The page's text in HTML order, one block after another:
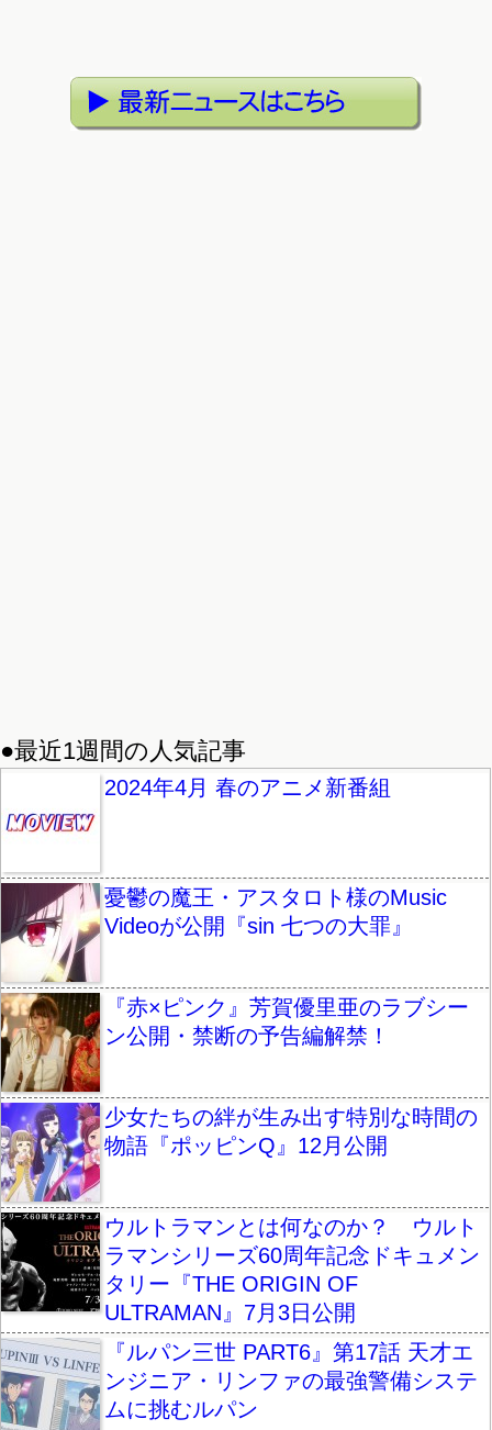
●最近1週間の人気記事
2024年4月 春のアニメ新番組
憂鬱の魔王・アスタロト様のMusic
Videoが公開『sin 七つの大罪』
『赤×ピンク』芳賀優里亜のラブシー
ン公開・禁断の予告編解禁！
少女たちの絆が生み出す特別な時間の
物語『ポッピンQ』12月公開
ウルトラマンとは何なのか？ ウルト
ラマンシリーズ60周年記念ドキュメン
タリー『THE ORIGIN OF
ULTRAMAN』7月3日公開
『ルパン三世 PART6』第17話 天才エ
ンジニア・リンファの最強警備システ
ムに挑むルパン